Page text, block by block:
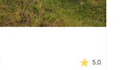
5.0